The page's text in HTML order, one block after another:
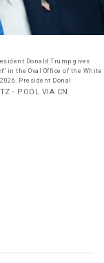
Donald Trump gives
in the Oval Office of the White
President Donal
- POOL VIA CN